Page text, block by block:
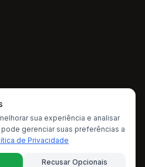
sua experiência e analisar
gerenciar suas preferências a
de Privacidade
Recusar Opcionais